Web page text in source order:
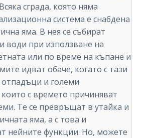
сграда, която няма
система е снабдена
яма. В нея се събират
води при използване на
или по време на къпане и
идват обаче, когато с тази
отпадъци и големи
с времето причиняват
Те се превръщат в утайка и
яма, а с това и
нейните функции. Но, можете